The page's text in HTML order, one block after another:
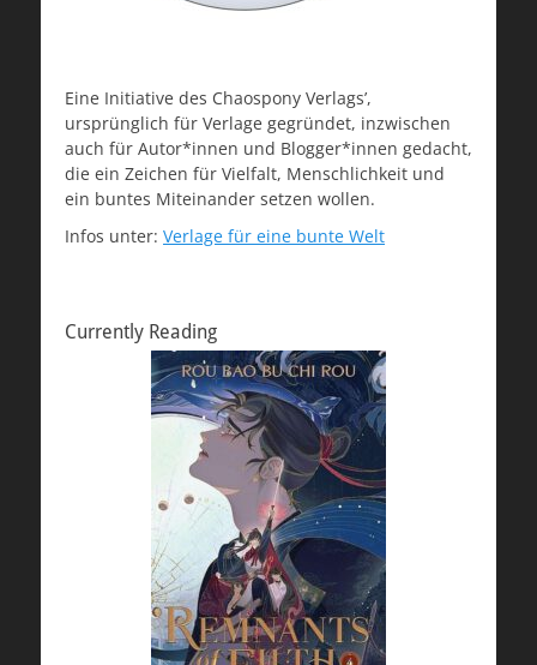
Eine Initiative des Chaospony Verlags’,
ursprünglich für Verlage gegründet, inzwischen
auch für Autor*innen und Blogger*innen gedacht,
die ein Zeichen für Vielfalt, Menschlichkeit und
ein buntes Miteinander setzen wollen.
Infos unter: Verlage für eine bunte Welt
Currently Reading